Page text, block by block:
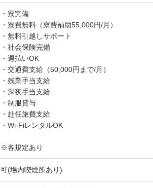
・寮完備
・寮費無料（寮費補助55,000円/月）
・無料引越しサポート
・社会保険完備
・週払いOK
・交通費支給（50,000円まで/月）
・残業手当支給
・深夜手当支給
・制服貸与
・赴任旅費支給
・Wi-FiレンタルOK
※各規定あり
可(場内喫煙所あり)